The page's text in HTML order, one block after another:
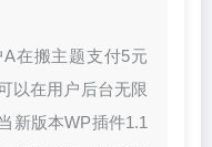
在搬主题支付5元
以在用户后台无限
新版本WP插件1.1